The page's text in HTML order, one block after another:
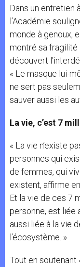
Dans un entretien
l’Académie
monde à genoux,
montré sa fragilité
découvert
« Le masque lui-
ne sert pas
sauver aussi les
La vie, c’est 7
« La vie n’existe
personnes qui
de femmes, qui
existent, affirme
Et la vie de ces 7
personne, est liée
aussi liée à la vie
l’écosystème. »
Tout en soutenant